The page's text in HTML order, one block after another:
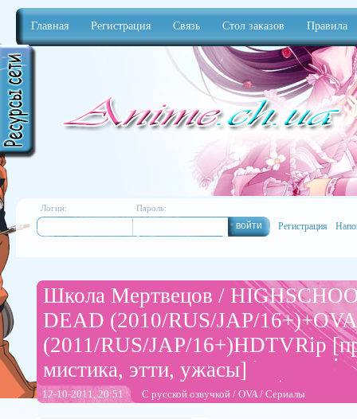
Главная Регистрация Связь Стол заказов Правила
Логин: Пароль:
Регистрация
Школа Мертвецов /
DEAD (2010/RUS/JAP/16+)+OVA
(2011/RUS/JAP/16+)HDTVRip
мистика, этти, ужасы]
12-10-2011, 20:51 С русской озвучкой / OVA/ Сериалы